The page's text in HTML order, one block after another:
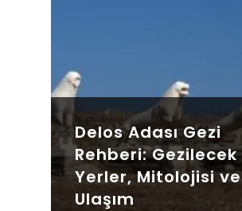
Delos Adası Gezi
Rehberi: Gezilecek
Yerler, Mitolojisi ve
Ulaşım